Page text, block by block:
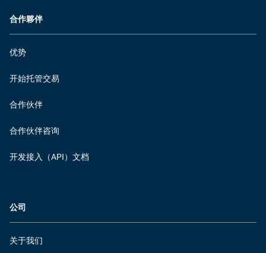
合作夥伴
优势
开始托管交易
合作伙伴
合作伙伴咨询
开发接入（API）文档
公司
关于我们